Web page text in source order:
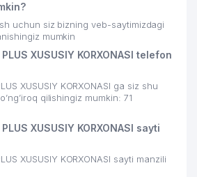
SYSTEMS MChJ
Валерия Николаевна
MChJ
XUSUSIY
496 м
GROUP MChJ 503 м
INVESTMENT
uchun siz bizning veb-saytimizdagi
mumkin
PLUS XUSUSIY KORXONASI telefon
XUSUSIY KORXONASI ga siz shu
qilishingiz mumkin: 71
PLUS XUSUSIY KORXONASI sayti
XUSUSIY KORXONASI sayti manzili